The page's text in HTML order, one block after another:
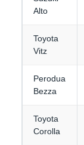
Alto
Toyota
Vitz
Perodua
Bezza
Toyota
Corolla